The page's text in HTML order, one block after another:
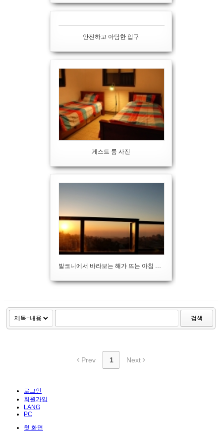
안전하고 아담한 입구
게스트 룸 사진
검색
Prev 1 Next
로그인
회원가입
LANG
PC
첫 화면